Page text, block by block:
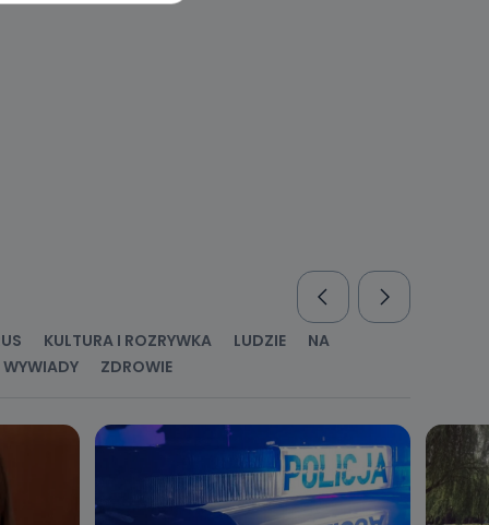
KULTURA I ROZRYWKA LUDZIE
NA
WYWIADY ZDROWIE